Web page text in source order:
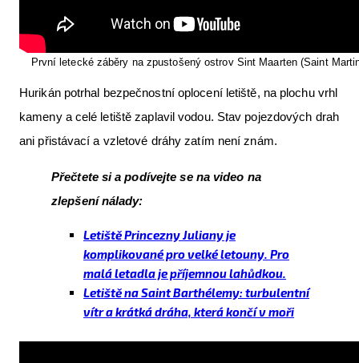
První letecké záběry na zpustošený ostrov Sint Maarten (Saint
Hurikán potrhal bezpečnostní oplocení letiště, na plochu vrhl
kameny a celé letiště zaplavil vodou. Stav pojezdových drah
ani přistávací a vzletové dráhy zatím není znám.
Přečtete si a podívejte se na video na
zlepšení nálady:
Letiště Princezny Juliany je
komplikované pro velké letouny. Pro
malá letadla je příjemnou lahůdkou.
Letiště na Saint Barthélemy: turbulentní
vítr a krátká dráha, která končí v moři